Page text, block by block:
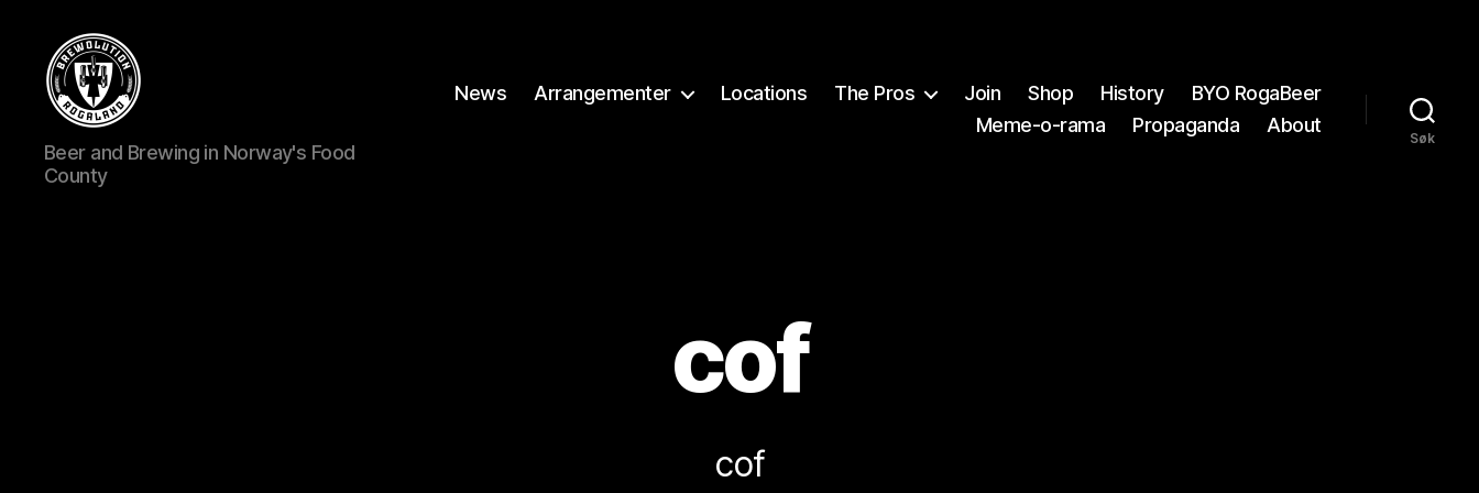
BREWOLUTION
ROGALAND
Beer and Brewing in Norway's Food
County
News Arrangementer Locations The Pros Join Shop History
BYO RogaBeer
Meme-o-rama
Propaganda About
Søk
cof
cof
v